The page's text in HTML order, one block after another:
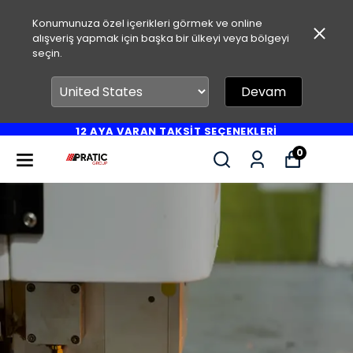
Konumunuza özel içerikleri görmek ve online
alışveriş yapmak için başka bir ülkeyi veya bölgeyi
seçin.
Devam
12 AYA VARAN TAKSİT SEÇENEKLERİ
0